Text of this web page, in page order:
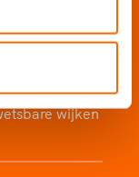
beleid
integraal
wijken